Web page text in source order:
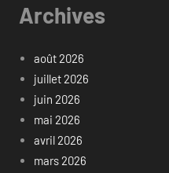
Archives
août 2026
juillet 2026
juin 2026
mai 2026
avril 2026
mars 2026